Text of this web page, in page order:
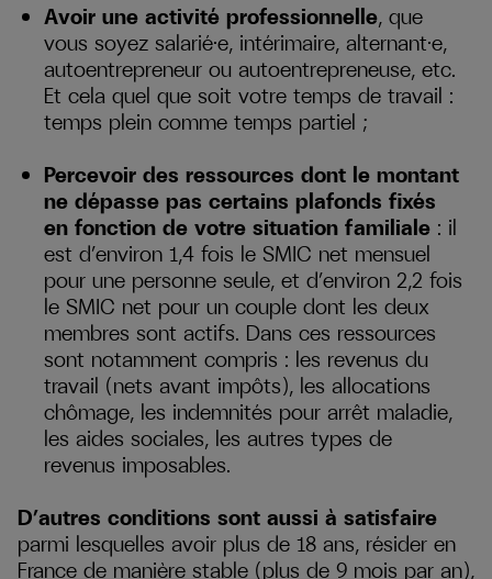
Avoir une activité professionnelle, que
vous soyez salarié·e, intérimaire, alternant·e,
autoentrepreneur ou autoentrepreneuse, etc.
Et cela quel que soit votre temps de travail :
temps plein comme temps partiel ;
Percevoir des ressources dont le montant
ne dépasse pas certains plafonds fixés
en fonction de votre situation familiale : il
est d’environ 1,4 fois le SMIC net mensuel
pour une personne seule, et d’environ 2,2 fois
le SMIC net pour un couple dont les deux
membres sont actifs. Dans ces ressources
sont notamment compris : les revenus du
travail (nets avant impôts), les allocations
chômage, les indemnités pour arrêt maladie,
les aides sociales, les autres types de
revenus imposables.
D’autres conditions sont aussi à satisfaire
parmi lesquelles avoir plus de 18 ans, résider en
France de manière stable (plus de 9 mois par an),